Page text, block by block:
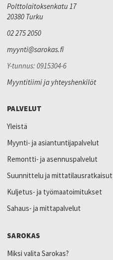
Polttolaitoksenkatu 17
20380 Turku
02 275 2050
myynti@sarokas.fi
Y-tunnus: 0915304-6
Myyntitiimi ja yhteyshenkilöt
PALVELUT
Yleistä
Myynti- ja asiantuntijapalvelut
Remontti- ja asennuspalvelut
Suunnittelu ja mittatilausratkaisut
Kuljetus- ja työmaatoimitukset
Sahaus- ja mittapalvelut
SAROKAS
Miksi valita Sarokas?